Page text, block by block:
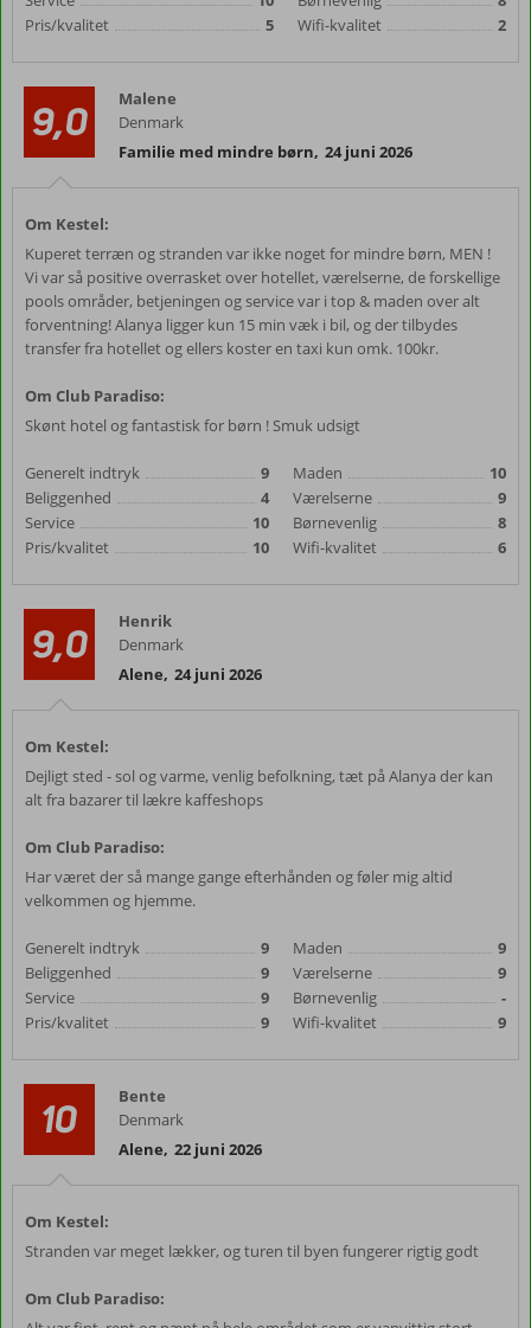
Pris/kvalitet
5
Wifi-kvalitet
2
9,0
Malene
Denmark
Familie med mindre børn, 24 juni 2026
Om Kestel:
Kuperet terræn og stranden var ikke noget for mindre børn, MEN !
Vi var så positive overrasket over hotellet, værelserne, de forskellige
pools områder, betjeningen og service var i top & maden over alt
forventning! Alanya ligger kun 15 min væk i bil, og der tilbydes
transfer fra hotellet og ellers koster en taxi kun omk. 100kr.
Om Club Paradiso:
Skønt hotel og fantastisk for børn ! Smuk udsigt
Generelt indtryk
9
Beliggenhed
4
Service
10
Pris/kvalitet
10
Maden
10
Værelserne
9
Børnevenlig
8
Wifi-kvalitet
6
9,0
Henrik
Denmark
Alene, 24 juni 2026
Om Kestel:
Dejligt sted - sol og varme, venlig befolkning, tæt på Alanya der kan
alt fra bazarer til lækre kaffeshops
Om Club Paradiso:
Har været der så mange gange efterhånden og føler mig altid
velkommen og hjemme.
Generelt indtryk
9
Beliggenhed
9
Service
9
Pris/kvalitet
9
Maden
9
Værelserne
9
Børnevenlig
-
Wifi-kvalitet
9
10
Bente
Denmark
Alene, 22 juni 2026
Om Kestel:
Stranden var meget lækker, og turen til byen fungerer rigtig godt
Om Club Paradiso: